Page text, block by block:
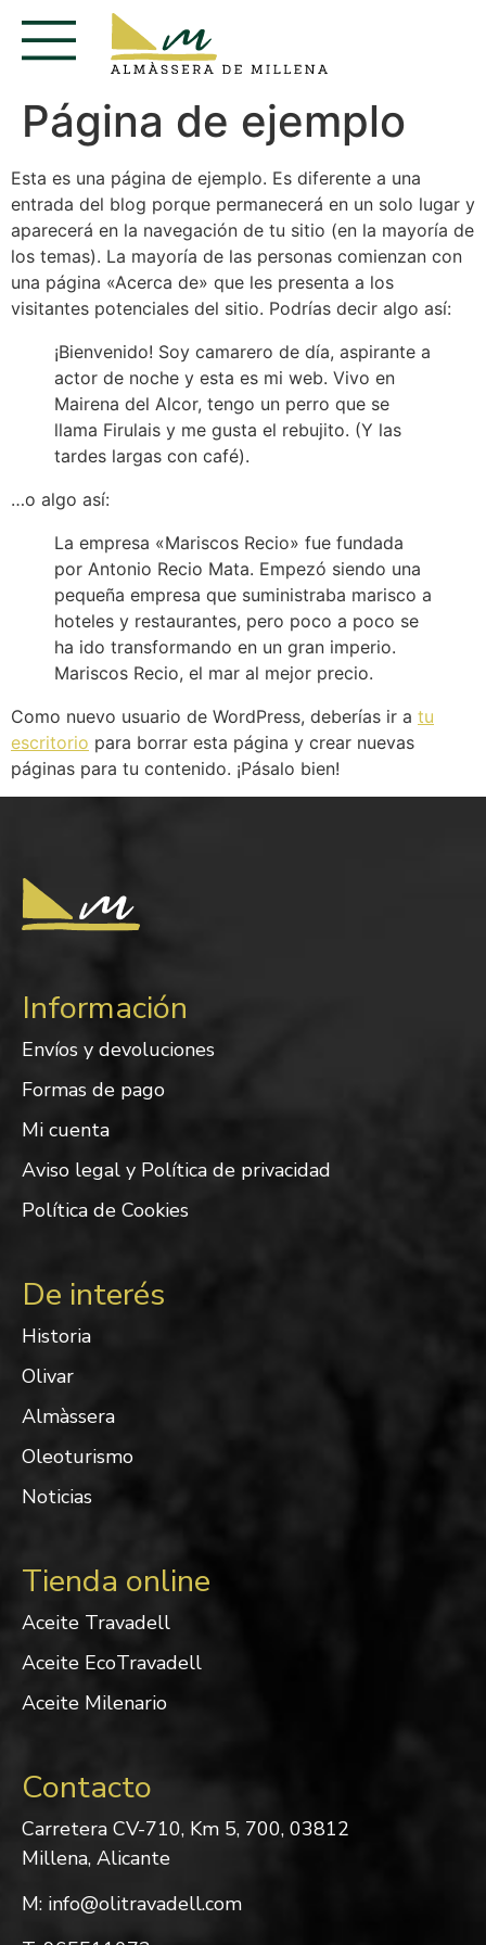
Página de ejemplo
Esta es una página de ejemplo. Es diferente a una
entrada del blog porque permanecerá en un solo lugar y
aparecerá en la navegación de tu sitio (en la mayoría de
los temas). La mayoría de las personas comienzan con
una página «Acerca de» que les presenta a los
visitantes potenciales del sitio. Podrías decir algo así:
¡Bienvenido! Soy camarero de día, aspirante a
actor de noche y esta es mi web. Vivo en
Mairena del Alcor, tengo un perro que se
llama Firulais y me gusta el rebujito. (Y las
tardes largas con café).
…o algo así:
La empresa «Mariscos Recio» fue fundada
por Antonio Recio Mata. Empezó siendo una
pequeña empresa que suministraba marisco a
hoteles y restaurantes, pero poco a poco se
ha ido transformando en un gran imperio.
Mariscos Recio, el mar al mejor precio.
Como nuevo usuario de WordPress, deberías ir a tu
escritorio para borrar esta página y crear nuevas
páginas para tu contenido. ¡Pásalo bien!
Información
Envíos y devoluciones
Formas de pago
Mi cuenta
Aviso legal y Política de privacidad
Política de Cookies
De interés
Historia
Olivar
Almàssera
Oleoturismo
Noticias
Tienda online
Aceite Travadell
Aceite EcoTravadell
Aceite Milenario
Contacto
Carretera CV-710, Km 5, 700, 03812
Millena, Alicante
M: info@olitravadell.com